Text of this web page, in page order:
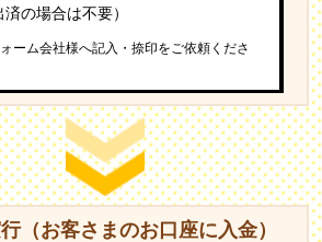
済の場合は不要）
ーム会社様へ記入・捺印をご依頼くださ
（お客さまのお口座に入金）